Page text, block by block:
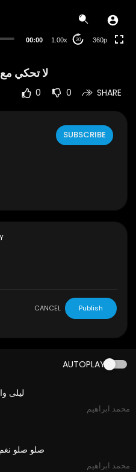
00:00 1.00x 20 360p
لا تحكي مع
0 0 SHARE
SUBSCRIBE
CANCEL Publish
AUTOPLAY
4:03
ليلى
محمد ابراهيم
صلو صلو نغم
محمد ابراهيم